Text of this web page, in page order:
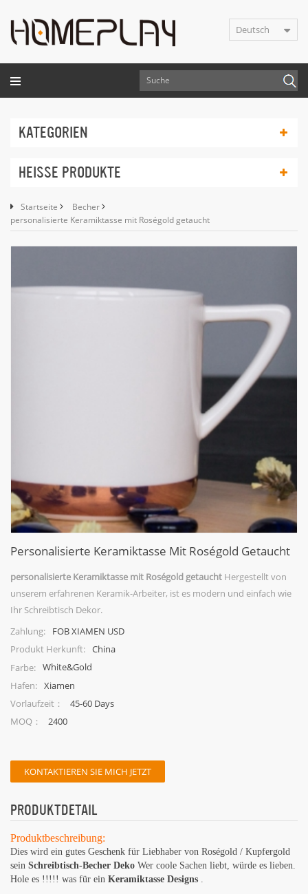
Deutsch
KATEGORIEN
HEISSE PRODUKTE
Startseite
Becher
personalisierte Keramiktasse mit Roségold getaucht
Personalisierte Keramiktasse Mit Roségold Getaucht
personalisierte Keramiktasse mit Roségold getaucht Hergestellt von
unserem erfahrenen Keramik-Arbeiter, ist es modern und einfach wie
Ihr Schreibtisch Dekor.
Zahlung:
FOB XIAMEN USD
Produkt Herkunft: China
Farbe: White&Gold
Hafen: Xiamen
Vorlaufzeit：
45-60 Days
MOQ：
2400
KONTAKTIEREN SIE MICH JETZT
PRODUKTDETAIL
Produktbeschreibung:
Dies wird ein gutes Geschenk für Liebhaber von Roségold / Kupfergold
sein Schreibtisch-Becher Deko Wer coole Sachen liebt, würde es lieben.
Hole es !!!!! was für ein Keramiktasse Designs